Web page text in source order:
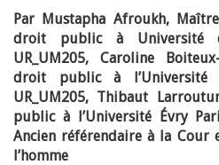
Par Mustapha Afroukh,
droit public à Université
UR_UM205, Caroline
droit public à l’Université
UR_UM205, Thibaut
public à l’Université Évry
Ancien référendaire à la Cour
l’homme